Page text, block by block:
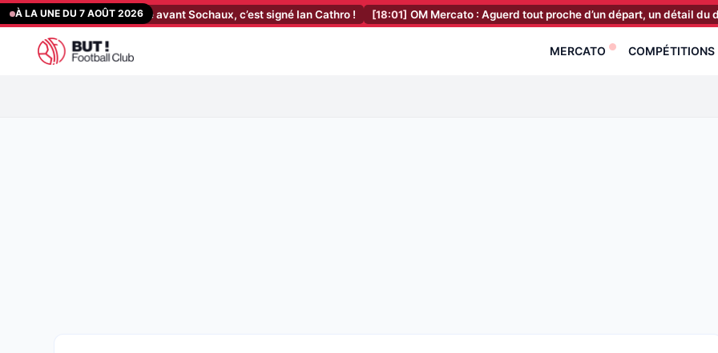
Aller
au
contenu
À LA UNE DU 7 AOÛT 2026
annoncée avant Sochaux, c’est signé Ian Cathro ! [18:01] OM Mercato : Aguerd tout proche d’un départ, un détail du deal va faire
MERCATO COMPÉTITIONS